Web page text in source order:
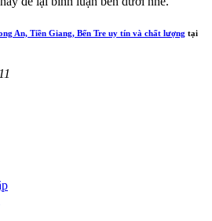
An, Tiền Giang, Bến Tre uy tín và chất lượng tại